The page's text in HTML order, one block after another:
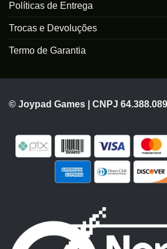
Políticas de Entrega
Trocas e Devoluções
Termo de Garantia
© Joypad Games | CNPJ